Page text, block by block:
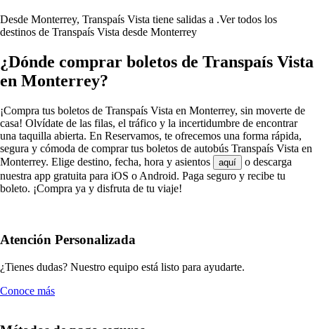
Desde Monterrey, Transpaís Vista tiene salidas a .Ver todos los
destinos de Transpaís Vista desde Monterrey
¿Dónde comprar boletos de Transpaís Vista
en Monterrey?
¡Compra tus boletos de Transpaís Vista en Monterrey, sin moverte de
casa! Olvídate de las filas, el tráfico y la incertidumbre de encontrar
una taquilla abierta. En Reservamos, te ofrecemos una forma rápida,
segura y cómoda de comprar tus boletos de autobús Transpaís Vista en
Monterrey. Elige destino, fecha, hora y asientos
aquí
o descarga
nuestra app gratuita para iOS o Android. Paga seguro y recibe tu
boleto. ¡Compra ya y disfruta de tu viaje!
Atención Personalizada
¿Tienes dudas? Nuestro equipo está listo para ayudarte.
Conoce más